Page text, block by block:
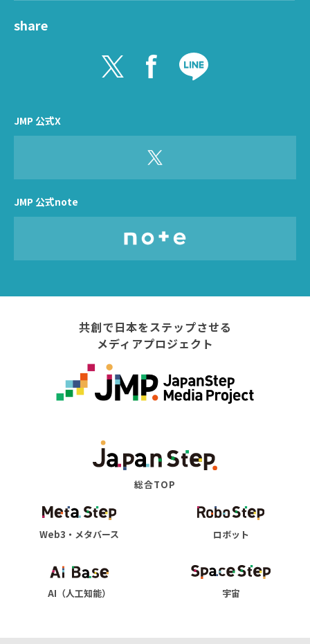
share
JMP 公式X
JMP 公式note
共創で日本をステップさせる
メディアプロジェクト
総合TOP
Web3・メタバース ロボット
AI（人工知能） 宇宙